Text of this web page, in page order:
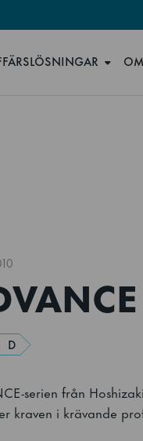
D
serien från
kraven i krävande